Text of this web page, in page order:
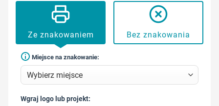
Ze znakowaniem Bez znakowania
Miejsce na znakowanie:
Wgraj logo lub projekt: